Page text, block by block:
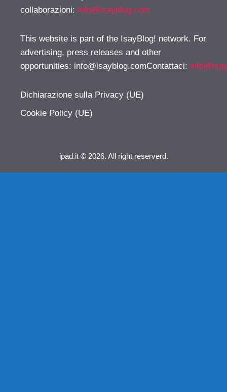
collaborazioni: info@isayblog.com
This website is part of the IsayBlog! network. For
advertising, press releases and other
opportunities: info@isayblog.comContattaci:
Dichiarazione sulla Privacy (UE)
Cookie Policy (UE)
ipad.it © 2026. All right reserverd.